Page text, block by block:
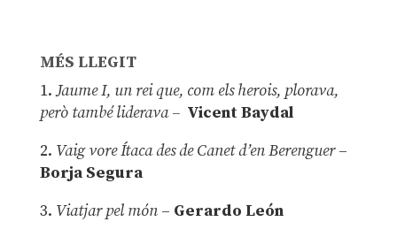
MÉS LLEGIT
1.Jaume I, un rei que, com els herois, plorava,
però també liderava – Vicent Baydal
2. Vaig vore Ítaca des de Canet d’en Berenguer–
Borja Segura
3. Viatjar pel món – Gerardo León